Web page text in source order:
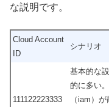
な説明です。
Cloud Account
ID
シナリオ
111122223333
基本的な
的に多い
（iam）